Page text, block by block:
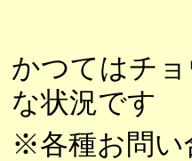
かつてはチ
な状況です
※各種お問い